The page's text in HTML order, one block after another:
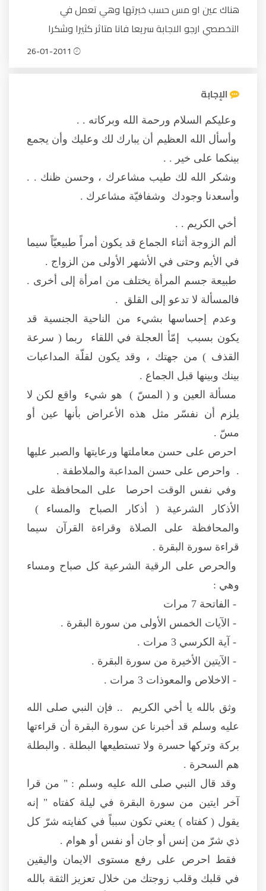
هناك عين او مس حسب خبرتها وهي تعمل في
التخصصي ارجو الاجابة سريعا فانا متاثر كثيرا وشكرا
الإجابة
وعليكم السلام ورحمة الله وبركاته . .
وأسأل الله العظيم أن يبارك لك وعليك وأن يجمع
بينكما على خير . .
وشكر الله لك طيب مشاعرك ، وحسن ظنك . .
وأسعدنا وجودك وشفافيّة مشاعرك .
أخي الكريم . .
ألم الزوجة أثناء الجماع قد يكون أمراً طبيعيّاً سيما
في الأيم وحتى في الأشهر الأولى من الزواج .
طبيعة جسم المرأة يختلف من امرأة إلى أخرى .
فالمسألة لا تدعو إلى القلق .
وعدم إحساسها بشيء من الناحية الجنسية قد
يكون بسبب إمّأ العجلة في اللقاء ربما ( سرعة
القذف ) من جهتك ، وقد يكون لقلّة المداعبات
بينك وبينها قبل الجماع .
مسألة العين و ( المسّ ) هو شيء واقع لكن لا
يلزم أن نفسّر مثل هذه الأعراض بأنها عين أو
مسّ .
احرص على حسن معاملتها ورعايتها والصبر عليها
. واحرص على حسن المداعبة والملاطفة .
وفي نفس الوقت احرصا على المحافظة على
الأذكار الشرعية ( أذكار الصباح والمساء )
والمحافظة على الصلاة وقراءة القرآن سيما
قراءة سورة البقرة .
والحرص على الرقية الشرعية كل صباح ومساء
وهي :
- الفاتحة 7 مرات
- الآيات الخمس الأولى من سورة البقرة .
- آية الكرسي 3 مرات .
- الآيتين الأخيرة من سورة البقرة .
- الاخلاص والمعوذات 3 مرات .
وثق بالله يا أخي الكريم .. فإن النبي صلى الله
عليه وسلم قد أخبرنا عن سورة البقرة أن قراءتها
بركة وتركها حسرة ولا تستطيعها البطلة . والبطلة
هم السحرة .
وقد قال النبي صلى الله عليه وسلم : " من قرا
آخر ايتين من سورة البقرة في ليلة كفتاه " إنه
يقول ( كفتاه ) يعني تكون سبباً في كفايته شرّ كل
ذي شرّ من إنس أو جان أو نفس أو هوام .
فقط احرص على رفع مستوى الايمان واليقين
في قلبك وقلب زوجتك من خلال تعزيز الثقة بالله